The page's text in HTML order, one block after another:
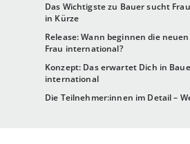
Das Wichtigste zu Bauer sucht
in Kürze
Release: Wann beginnen die
Frau international?
Konzept: Das erwartet Dich in
international
Die Teilnehmer:innen im Detail –